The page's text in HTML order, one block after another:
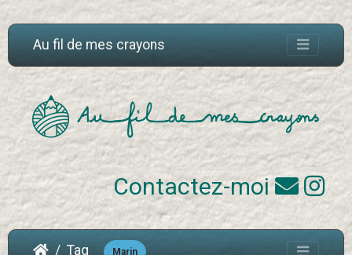
Au fil de mes crayons
Contactez-moi
Tag Marin